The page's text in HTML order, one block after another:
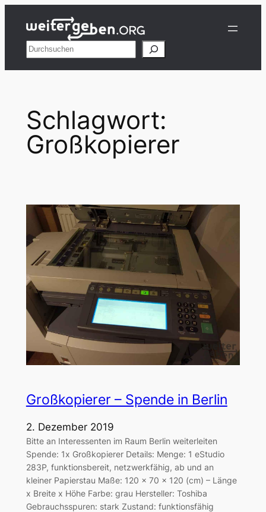
Inhalt
springenSuchen
Schlagwort:
Großkopierer
Großkopierer – Spende in Berlin
2. Dezember 2019
Bitte an Interessenten im Raum Berlin weiterleiten
Spende: 1x Großkopierer Details: Menge: 1 eStudio
283P, funktionsbereit, netzwerkfähig, ab und an
kleiner Papierstau Maße: 120 x 70 x 120 (cm) – Länge
x Breite x Höhe Farbe: grau Hersteller: Toshiba
Gebrauchsspuren: stark Zustand: funktionsfähig